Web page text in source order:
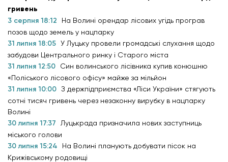
гривень
3 серпня 18:12
На Волині орендар лісових угідь програв
позов щодо земель у нацпарку
31 липня 18:05 У Луцьку провели громадські слухання щодо
забудови Центрального ринку і Старого міста
31 липня 12:50
Син волинського лісівника купив конюшню
«Поліського лісового офісу» майже за мільйон
31 липня 10:00 З держпідприємства «Ліси України» стягують
сотні тисяч гривень через незаконну вирубку в нацпарку
Волині
30 липня 17:37
Луцькрада призначила нових заступниць
міського голови
30 липня 15:24
На Волині планують добувати пісок на
Крижівському родовищі